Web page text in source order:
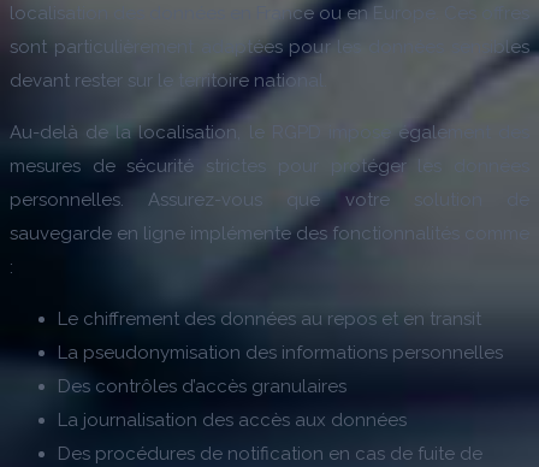
localisation des données en France ou en Europe. Ces offres
sont particulièrement adaptées pour les données sensibles
devant rester sur le territoire national.
Au-delà de la localisation, le RGPD impose également des
mesures de sécurité strictes pour protéger les données
personnelles. Assurez-vous que votre solution de
sauvegarde en ligne implémente des fonctionnalités comme
:
Le chiffrement des données au repos et en transit
La pseudonymisation des informations personnelles
Des contrôles d’accès granulaires
La journalisation des accès aux données
Des procédures de notification en cas de fuite de